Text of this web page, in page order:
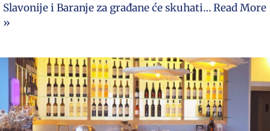
Slavonije i Baranje za građane će skuhati…Read More
»